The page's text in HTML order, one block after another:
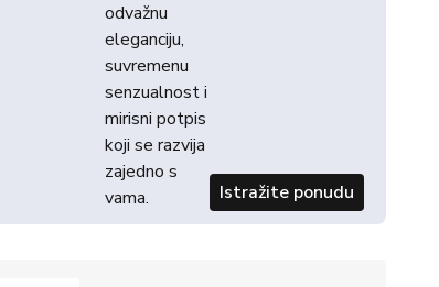
odvažnu
eleganciju,
suvremenu
senzualnost i
mirisni potpis
koji se razvija
zajedno s
vama.
Istražite ponudu